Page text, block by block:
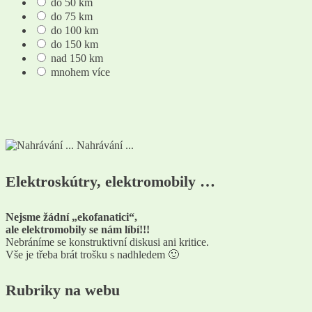
do 50 km
do 75 km
do 100 km
do 150 km
nad 150 km
mnohem více
Nahrávání ...
Elektroskútry, elektromobily …
Nejsme žádní „ekofanatici“,
ale elektromobily se nám líbí!!!
Nebráníme se konstruktivní diskusi ani kritice.
Vše je třeba brát trošku s nadhledem 🙂
Rubriky na webu